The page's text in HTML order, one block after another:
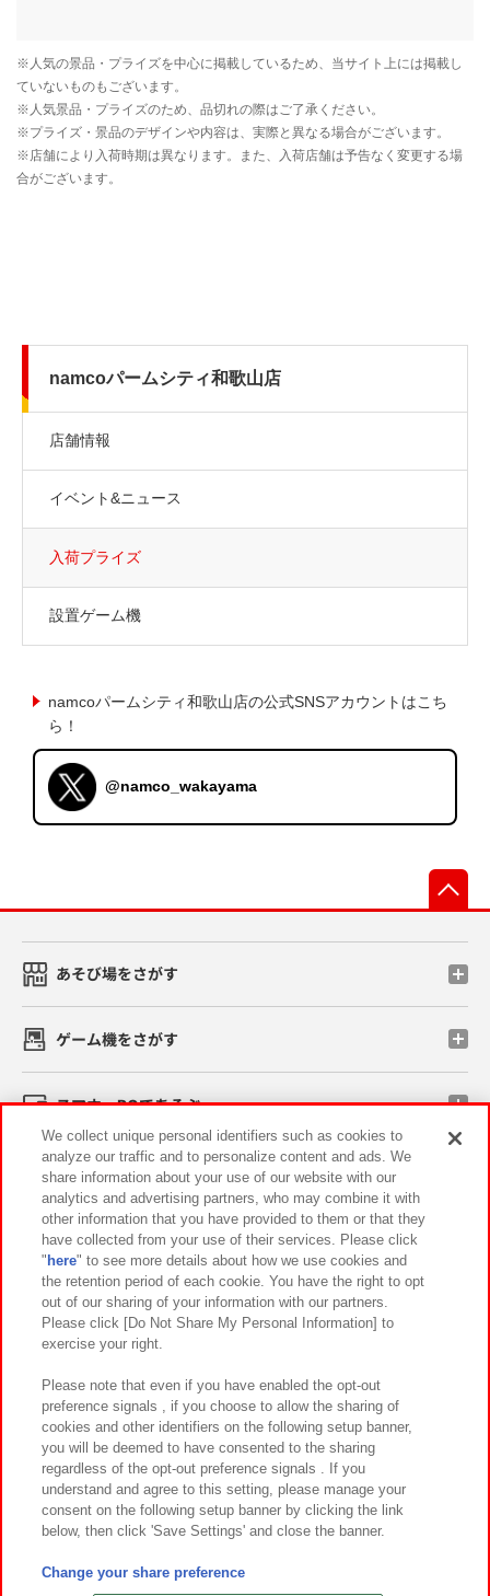
namcoパームシティ和歌山店
店舗情報
イベント&ニュース
入荷プライズ
設置ゲーム機
namcoパームシティ和歌山店の公式SNSアカウントはこち
ら！
@namco_wakayama
あそび場をさがす
ゲーム機をさがす
スマホ・PCであそぶ
イベント・キャンペーン
関連会社 サステナビリティ サイトポリシー
プライバシーポリシー ウェブアクセシビリティ方針と検証結果
お取引先さまとともに
カスタマーハラスメント対応方針 よくあるご質問・お問い合わせ
©Bandai Namco Amusement Inc.
©Bandai Namco Amusement Lab Inc.
We collect unique personal identifiers such as cookies to
analyze our traffic and to personalize content and ads. We
share information about your use of our website with our
analytics and advertising partners, who may combine it with
other information that you have provided to them or that they
have collected from your use of their services. Please click
" here" to see more details about how we use cookies and
the retention period of each cookie. You have the right to opt
out of our sharing of your information with our partners.
Please click [Do Not Share My Personal Information] to
exercise your right.
Please note that even if you have enabled the opt-out
preference signals , if you choose to allow the sharing of
cookies and other identifiers on the following setup banner,
you will be deemed to have consented to the sharing
regardless of the opt-out preference signals . If you
understand and agree to this setting, please manage your
consent on the following setup banner by clicking the link
below, then click 'Save Settings' and close the banner.
Change your share preference